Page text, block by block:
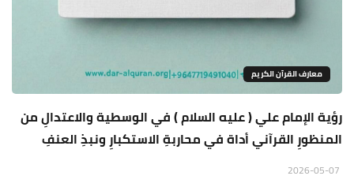
معارف القرآن الكريم
رؤية الإمام علي ( عليه السلام ) في الوسطية والاعتدالِ من
المنظورِ القرآني أداة في محاربةِ الاستكبارِ ونبذِ العنفِ